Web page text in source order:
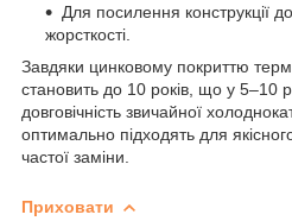
Для посилення конструкції
жорсткості.
Завдяки цинковому покриттю
становить до 10 років, що у 5–10
довговічність звичайної
оптимально підходять для
частої заміни.
Приховати